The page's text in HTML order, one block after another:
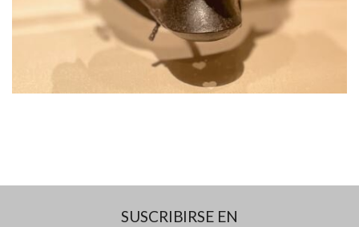
SUSCRIBIRSE EN